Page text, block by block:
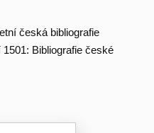
česká bibliografie
Bibliografie české